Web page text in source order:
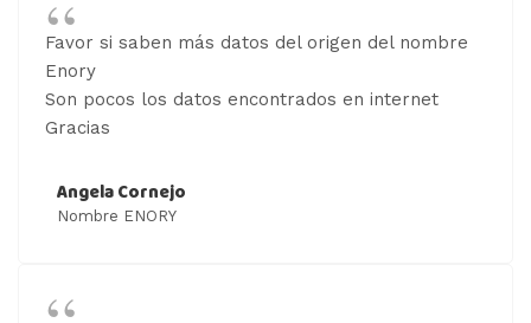
Favor si saben más datos del origen del nombre
Enory
Son pocos los datos encontrados en internet
Gracias
Angela Cornejo
Nombre ENORY